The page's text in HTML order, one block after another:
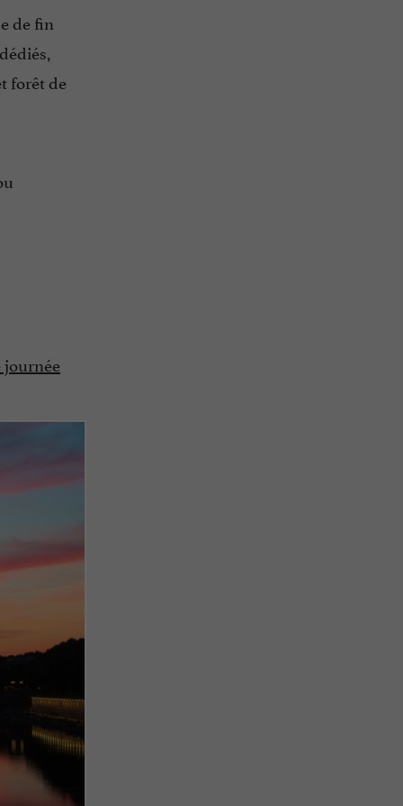
de fin
forêt de
journée